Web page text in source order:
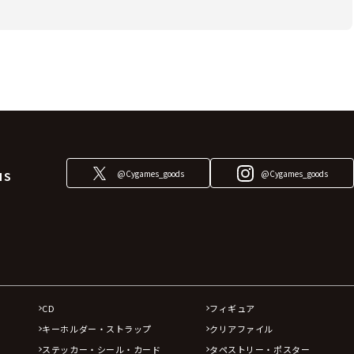
@Cygames_goods @Cygames_goods
CD
フィギュア
キーホルダー・ストラップ
クリアファイル
ステッカー・シール・カード
タペストリー・ポスター